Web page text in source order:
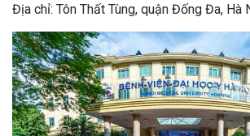
Địa chỉ: Tôn Thất Tùng, quận Đống Đa, Hà